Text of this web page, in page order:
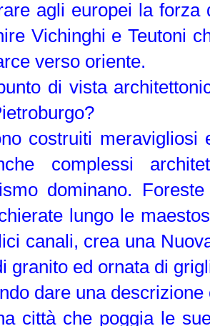
agli europei la
Vichinghi e Teutoni
verso oriente.
di vista
costruiti meravigliosi
complessi
dominano.
lungo le
canali, crea una
granito ed ornata di
dare una
città che poggia le